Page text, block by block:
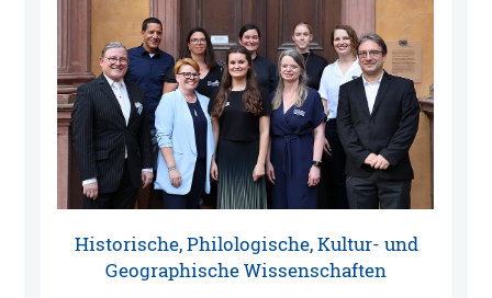
Historische, Philologische, Kultur- und
Geographische Wissenschaften